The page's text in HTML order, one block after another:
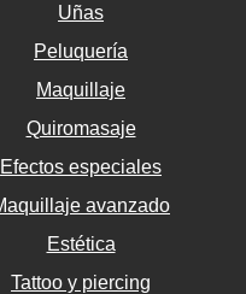
Uñas
Peluquería
Maquillaje
Quiromasaje
Efectos especiales
avanzado
Estética
Tattoo y piercing